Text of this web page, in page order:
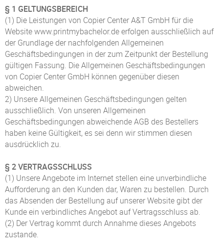
§ 1 GELTUNGSBEREICH
(1) Die Leistungen von Copier Center A&T GmbH für die
Website www.printmybachelor.de erfolgen ausschließlich auf
der Grundlage der nachfolgenden Allgemeinen
Geschäftsbedingungen in der zum Zeitpunkt der Bestellung
gültigen Fassung. Die Allgemeinen Geschäftsbedingungen
von Copier Center GmbH können gegenüber diesen
abweichen.
2) Unsere Allgemeinen Geschäftsbedingungen gelten
ausschließlich. Von unseren Allgemeinen
Geschäftsbedingungen abweichende AGB des Bestellers
haben keine Gültigkeit, es sei denn wir stimmen diesen
ausdrücklich zu.
§ 2 VERTRAGSSCHLUSS
(1) Unsere Angebote im Internet stellen eine unverbindliche
Aufforderung an den Kunden dar, Waren zu bestellen. Durch
das Absenden der Bestellung auf unserer Website gibt der
Kunde ein verbindliches Angebot auf Vertragsschluss ab.
(2) Der Vertrag kommt durch Annahme dieses Angebots
zustande.